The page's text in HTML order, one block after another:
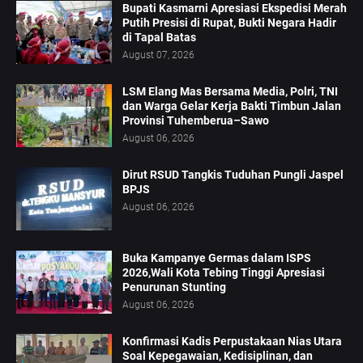
Bupati Kasmarni Apresiasi Ekspedisi Merah
Putih Presisi di Rupat, Bukti Negara Hadir
di Tapal Batas
August 07, 2026
LSM Elang Mas Bersama Media, Polri, TNI
dan Warga Gelar Kerja Bakti Timbun Jalan
Provinsi Tuhemberua–Sawo
August 06, 2026
Dirut RSUD Tangkis Tuduhan Pungli Jaspel
BPJS
August 06, 2026
Buka Kampanye Germas dalam ISPS
2026,Wali Kota Tebing Tinggi Apresiasi
Penurunan Stunting
August 06, 2026
Konfirmasi Kadis Perpustakaan Nias Utara
Soal Kepegawaian, Kedisiplinan, dan